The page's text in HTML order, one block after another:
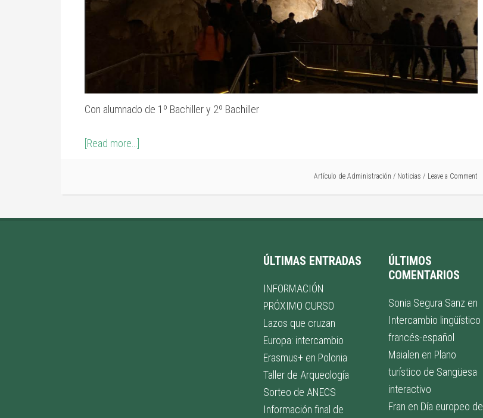
Con alumnado de 1º Bachiller y 2º Bachiller
[Read more…]
Artículo de Administración / Noticias Leave a Comment
ÚLTIMAS ENTRADAS
INFORMACIÓN
PRÓXIMO CURSO
Lazos que cruzan
Europa: intercambio
Erasmus+ en Polonia
Taller de Arqueología
Sorteo de ANECS
Información final de
ÚLTIMOS
COMENTARIOS
Sonia Segura Sanz en
Intercambio lingüístico
francés-español
Maialen en Plano
turístico de Sangüesa
interactivo
Fran en Día europeo de